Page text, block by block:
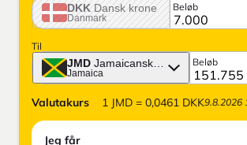
DKK Dansk krone
Danmark
Beløb
Til
JMD Jamaicanske dollar
Jamaica
Beløb
Valutakurs 1 JMD = 0,0461 DKK9.8.2026
Jeg får